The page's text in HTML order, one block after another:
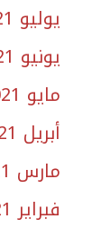
يوليو 2021
يونيو 2021
مايو 2021
أبريل 2021
مارس 2021
فبراير 2021